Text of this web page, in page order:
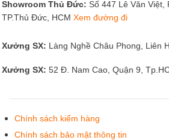
Showroom Thủ Đức: Số 447 Lê Văn Việt,
TP.Thủ Đức, HCM Xem đường đi
Xưởng SX: Làng Nghề Châu Phong, Liên
Xưởng SX: 52 Đ. Nam Cao, Quận 9,
Chính sách kiểm hàng
Chính sách bảo mật thông tin